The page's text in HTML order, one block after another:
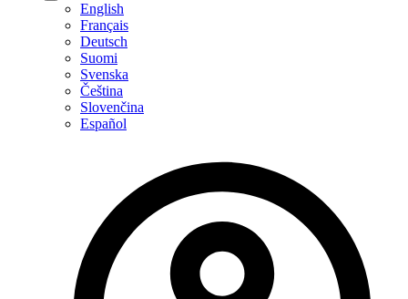
English
Français
Deutsch
Suomi
Svenska
Čeština
Slovenčina
Español